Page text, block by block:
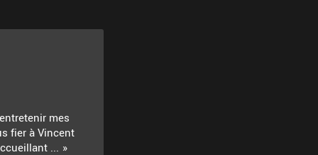
mes
fier à Vincent
...